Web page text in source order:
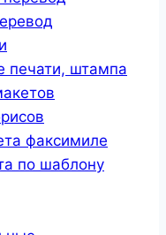
печати, штампа
факсимиле
по шаблону